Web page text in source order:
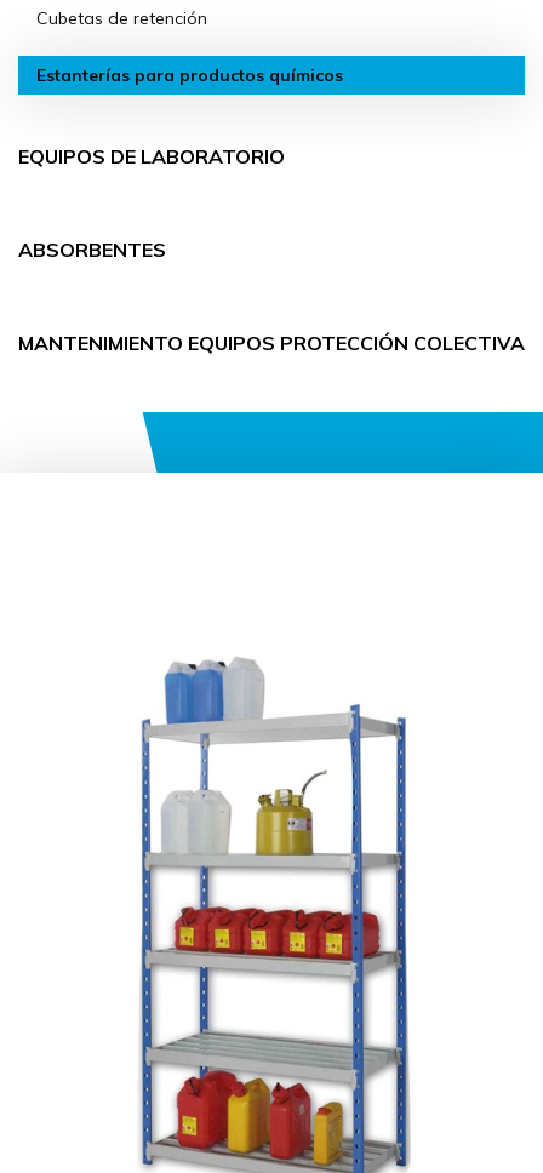
Cubetas de retención
Estanterías para productos químicos
EQUIPOS DE LABORATORIO
ABSORBENTES
MANTENIMIENTO EQUIPOS PROTECCIÓN COLECTIVA